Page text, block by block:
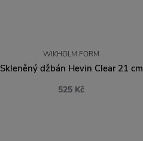
WIKHOLM FORM
Skleněný džbán Hevin Clear 21 cm
525 Kč